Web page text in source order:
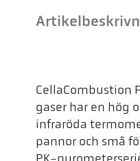
CellaCombustion
gaser har en hög
infraröda
pannor och små